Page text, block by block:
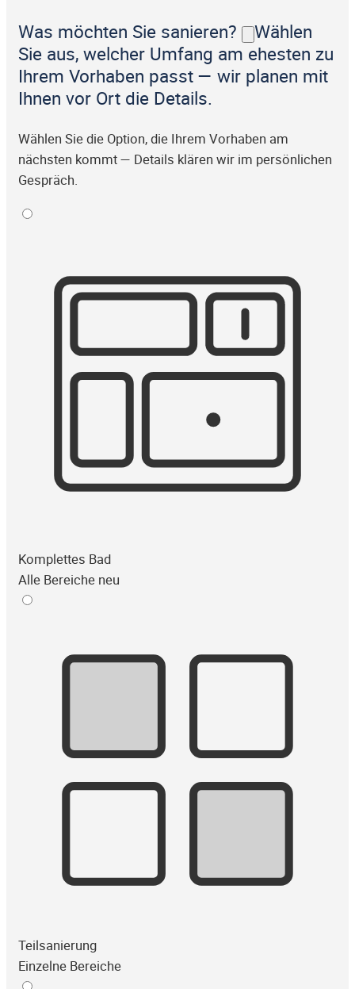
Was möchten Sie sanieren?
Wählen
Sie aus, welcher Umfang am ehesten zu
Ihrem Vorhaben passt — wir planen mit
Ihnen vor Ort die Details.
Wählen Sie die Option, die Ihrem Vorhaben am
nächsten kommt — Details klären wir im persönlichen
Gespräch.
Komplettes Bad
Alle Bereiche neu
Teilsanierung
Einzelne Bereiche